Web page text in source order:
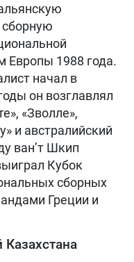
сборную
Европы 1988 года.
начал в
он возглавлял
«Зволле»,
и австралийский
ван’т Шкип
Кубок
сборных
Греции и